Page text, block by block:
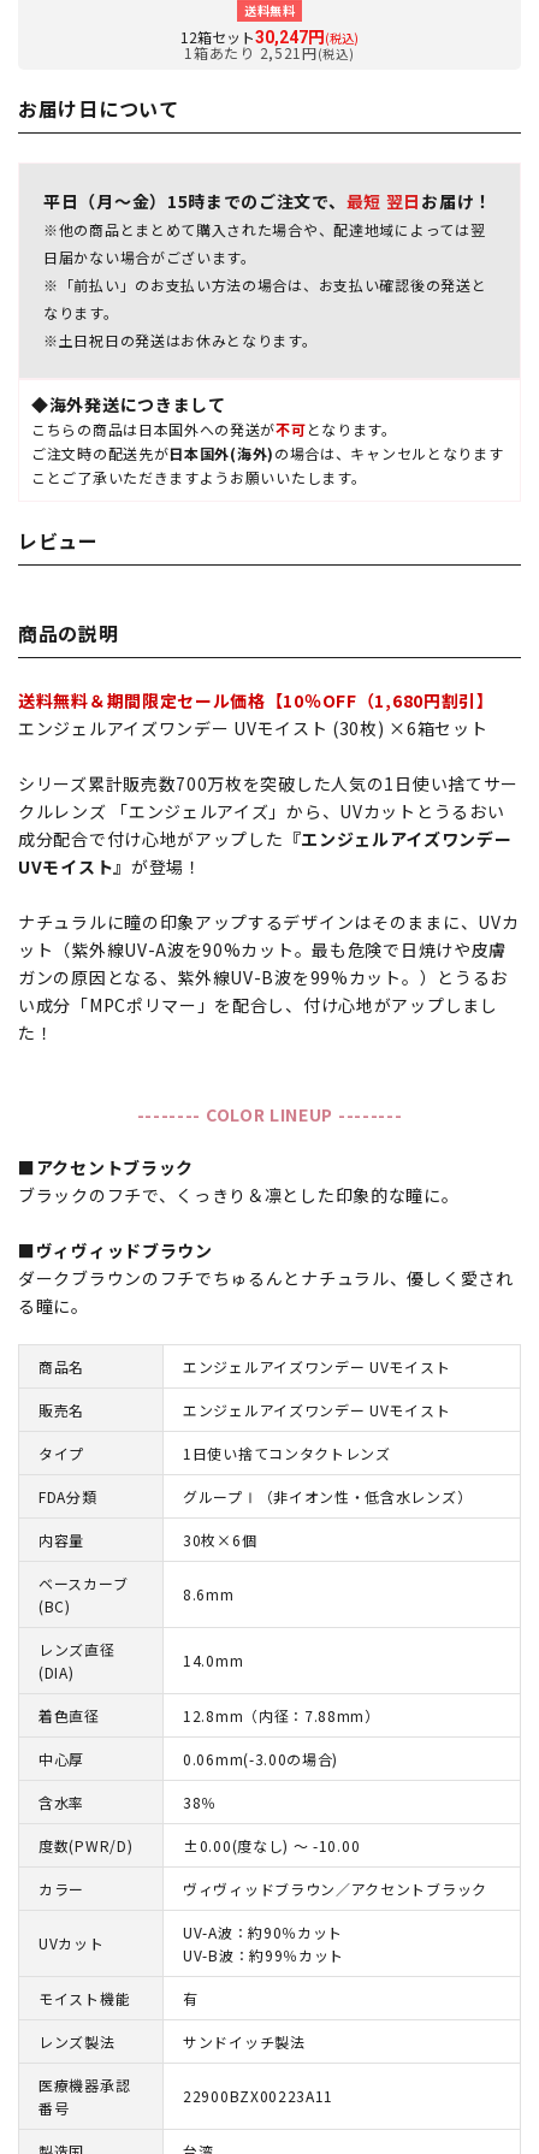
送料無料
12箱セット30,247円 (税込)
1箱あたり 2,521円(税込)
お届け日について
平日（月～金）15時までのご注文で、 最短 翌日 お届け！
※他の商品とまとめて購入された場合や、配達地域によっては翌
日届かない場合がございます。
※「前払い」のお支払い方法の場合は、お支払い確認後の発送と
なります。
※土日祝日の発送はお休みとなります。
◆海外発送につきまして
こちらの商品は日本国外への発送が不可となります。
ご注文時の配送先が日本国外(海外)の場合は、キャンセルとなります
ことご了承いただきますようお願いいたします。
レビュー
商品の説明
送料無料＆期間限定セール価格【10％OFF（1,680円割引】
エンジェルアイズワンデー UVモイスト (30枚) ×6箱セット
シリーズ累計販売数700万枚を突破した人気の1日使い捨てサー
クルレンズ 「エンジェルアイズ」から、UVカットとうるおい
成分配合で付け心地がアップした 『エンジェルアイズワンデー
UVモイスト』 が登場！
ナチュラルに瞳の印象アップするデザインはそのままに、UVカ
ット（紫外線UV-A波を90%カット。最も危険で日焼けや皮膚
ガンの原因となる、紫外線UV-B波を99%カット。）とうるお
い成分「MPCポリマー」を配合し、付け心地がアップしまし
た！
-------- COLOR LINEUP --------
■アクセントブラック
ブラックのフチで、くっきり＆凛とした印象的な瞳に。
■ヴィヴィッドブラウン
ダークブラウンのフチでちゅるんとナチュラル、優しく愛され
る瞳に。
商品名 エンジェルアイズワンデー UVモイスト
販売名 エンジェルアイズワンデー UVモイスト
タイプ 1日使い捨てコンタクトレンズ
FDA分類 グループⅠ（非イオン性・低含水レンズ）
内容量 30枚×6個
ベースカーブ
(BC)
8.6mm
レンズ直径
(DIA)
14.0mm
着色直径 12.8mm（内径：7.88mm）
中心厚 0.06mm(-3.00の場合)
含水率 38％
度数(PWR/D) ±0.00(度なし) ～ -10.00
カラー ヴィヴィッドブラウン／アクセントブラック
UVカット
UV-A波：約90％カット
UV-B波：約99％カット
モイスト機能 有
レンズ製法 サンドイッチ製法
医療機器承認
番号
22900BZX00223A11